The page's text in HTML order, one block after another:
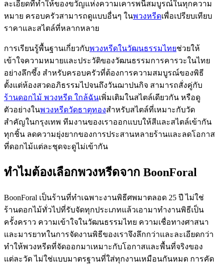
ละเอียดที่ทำให้ของขวัญแห่งความเคารพนี้สมบูรณ์ในทุกความ
หมาย ครอบครัวสามารถดูแบบอื่นๆ ในพวงหรีดเพื่อเปรียบเทียบ
ราคาและสไตล์ที่หลากหลาย
การเรียนรู้พื้นฐานเกี่ยวกับพวงหรีดในวัฒนธรรมไทยช่วยให้
เข้าใจความหมายและประวัติของวัฒนธรรมการคารวะในไทย
อย่างลึกซึ้ง สำหรับครอบครัวที่ต้องการความสมบูรณ์ของพิธี
ตั้งแต่ห้องสวดอภิธรรมไปจนถึงวันฌาปนกิจ สามารถสั่งคู่กับ
ร้านดอกไม้ พวงหรีด ใกล้ฉันเพิ่มเติมในสไตล์เดียวกัน หรือดู
ตัวอย่างในพวงหรีดวัดธาตุทองสำหรับสไตล์ที่เหมาะกับวัด
สำคัญในกรุงเทพ ทีมงานของเราออกแบบให้สีและสไตล์เข้ากัน
ทุกชิ้น ลดความยุ่งยากของการประสานหลายร้านและลดโอกาส
ที่ดอกไม้แต่ละชุดจะดูไม่เข้ากัน
ทำไมต้องเลือกพวงหรีดจาก BoonForal
BoonForal เป็นร้านที่ทำเฉพาะงานพิธีศพมาตลอด 25 ปี ไม่ใช่
ร้านดอกไม้ทั่วไปที่รับจัดทุกประเภทแล้วเอามาทำงานพิธีเป็น
ครั้งคราว ความเข้าใจในวัฒนธรรมไทย ความเชื่อทางศาสนา
และมารยาทในการจัดงานพิธีของเราจึงลึกกว่าและละเอียดกว่า
ทำให้พวงหรีดที่จัดออกมาเหมาะกับโอกาสและพื้นที่จริงของ
แต่ละวัด ไม่ใช่แบบมาตรฐานที่ใส่ทุกงานเหมือนกันหมด การคัด